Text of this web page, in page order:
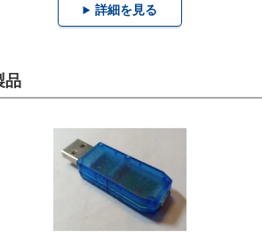
詳細を見る
品